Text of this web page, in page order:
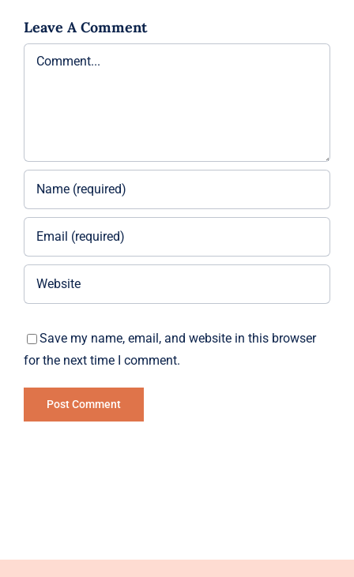
Leave A Comment
Comment
Save my name, email, and website in this browser
for the next time I comment.